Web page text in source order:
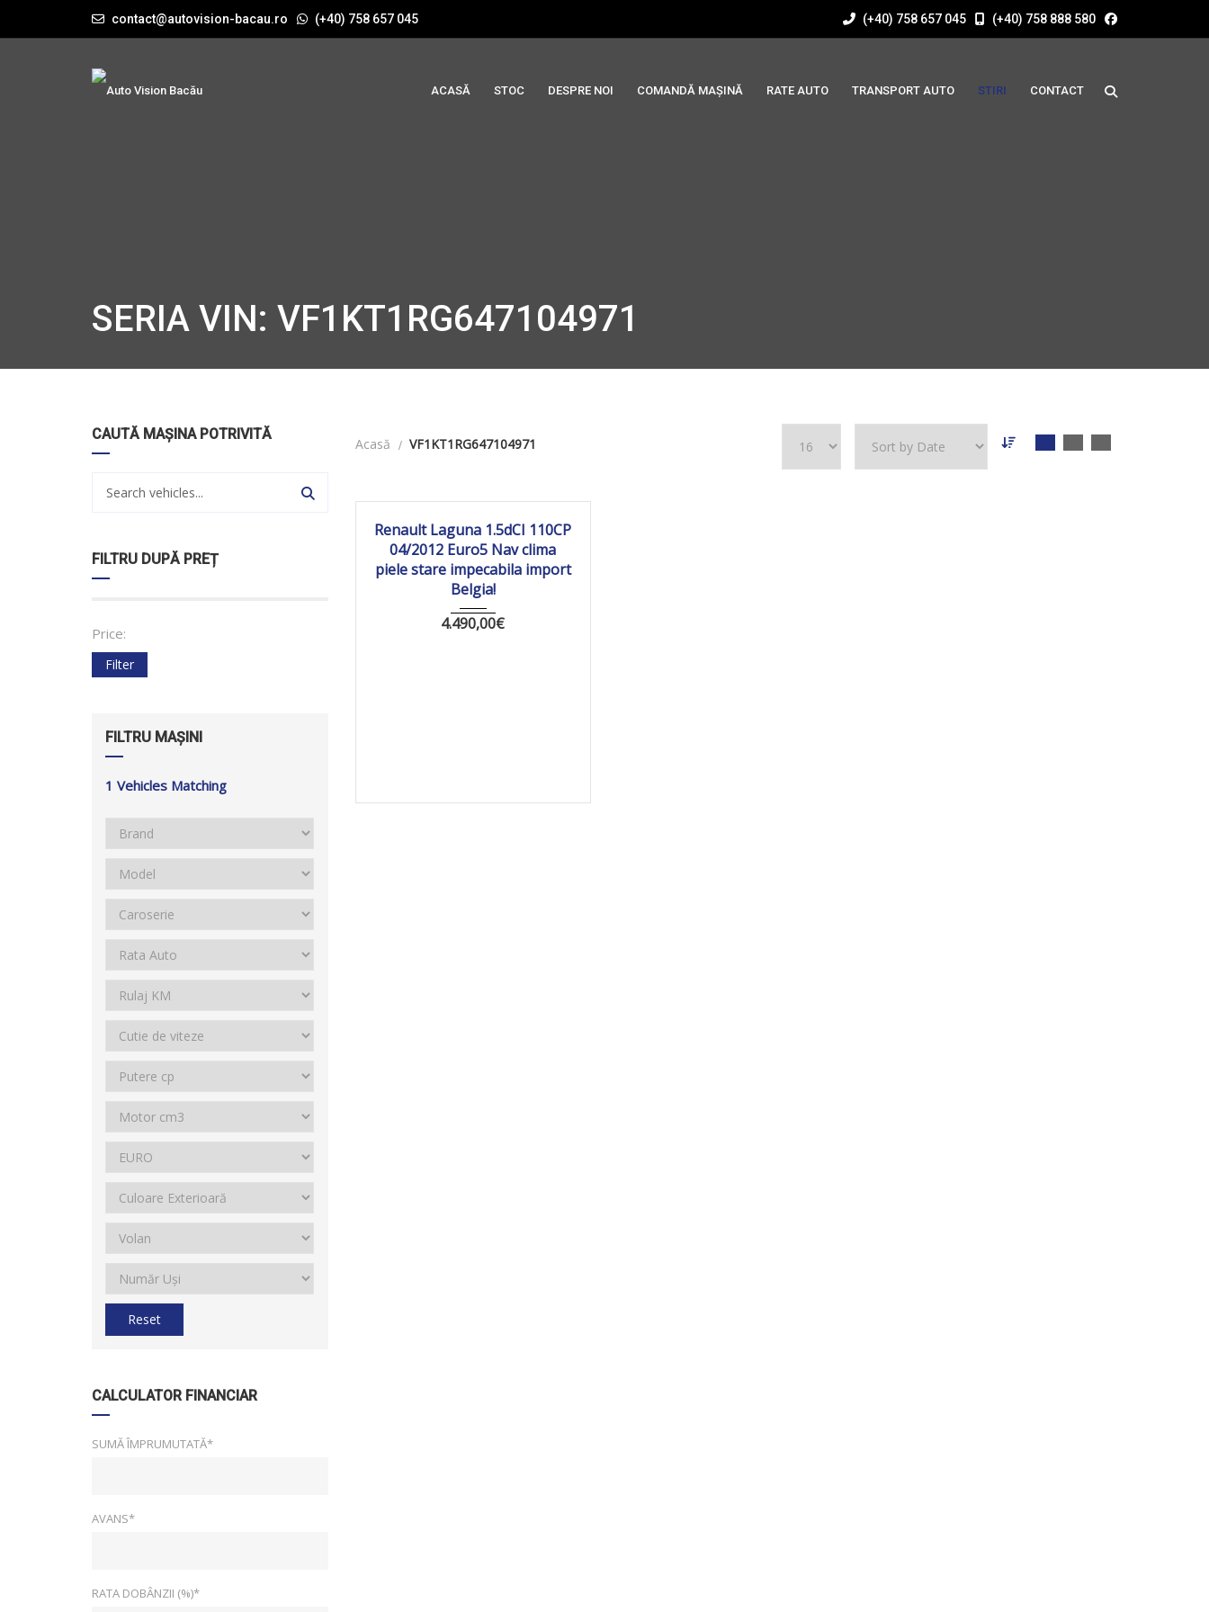
contact@autovision-bacau.ro (+40) 758 657 045 (+40) 758 657 045 (+40) 758 888 580
ACASĂ STOC DESPRE NOI COMANDĂ MAȘINĂ RATE AUTO TRANSPORT AUTO STIRI CONTACT
SERIA VIN: VF1KT1RG647104971
CAUTĂ MAȘINA POTRIVITĂ
FILTRU DUPĂ PREȚ
Price:
Filter
FILTRU MAȘINI
1 Vehicles Matching
Reset
CALCULATOR FINANCIAR
SUMĂ ÎMPRUMUTATĂ*
AVANS*
RATA DOBÂNZII (%)*
Acasă VF1KT1RG647104971
2012 Manua... 162 274
Renault Laguna 1.5dCI 110CP
04/2012 Euro5 Nav clima
piele stare impecabila import
Belgia!
4.490,00€